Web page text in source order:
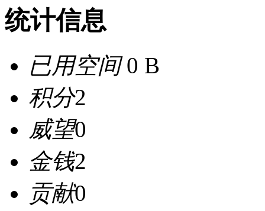
统计信息
已用空间0 B
积分2
威望0
金钱2
贡献0